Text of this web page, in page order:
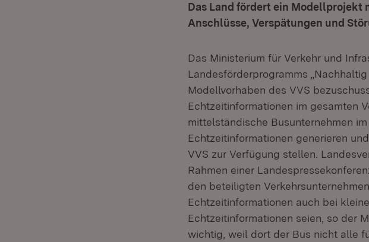
Das Land fördert ein Modellprojekt
Anschlüsse, Verspätungen und
Das Ministerium für Verkehr und
Landesförderprogramms
Modellvorhaben des VVS
Echtzeitinformationen im gesamten
mittelständische Busunternehmen
Echtzeitinformationen generieren
VVS zur Verfügung stellen.
Rahmen einer
den beteiligten
Echtzeitinformationen auch bei
Echtzeitinformationen seien, so der
wichtig, weil dort der Bus nicht alle